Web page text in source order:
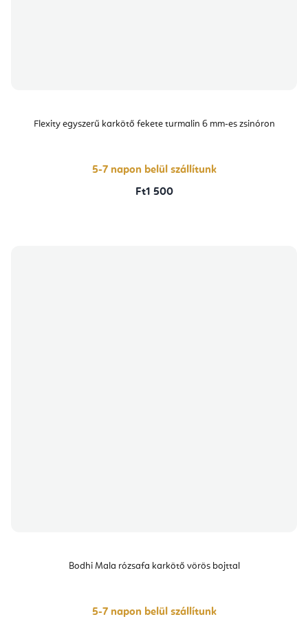
Flexity egyszerű karkötő fekete turmalin 6 mm-es zsinóron
5-7 napon belül szállítunk
Ft1 500
Bodhi Mala rózsafa karkötő vörös bojttal
5-7 napon belül szállítunk